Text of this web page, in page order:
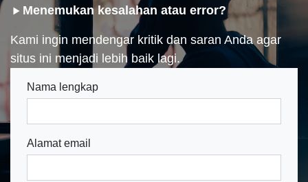
Menemukan kesalahan atau error?
Kami ingin mendengar kritik dan saran Anda agar
situs ini menjadi lebih baik lagi.
Nama lengkap
Alamat email